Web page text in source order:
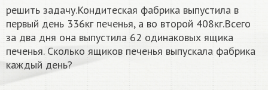
решить задачу.Кондитеская фабрика выпустила в
первый день 336кг печенья, а во второй 408кг.Всего
за два дня она выпустила 62 одинаковых ящика
печенья. Сколько ящиков печенья выпускала фабрика
каждый день?